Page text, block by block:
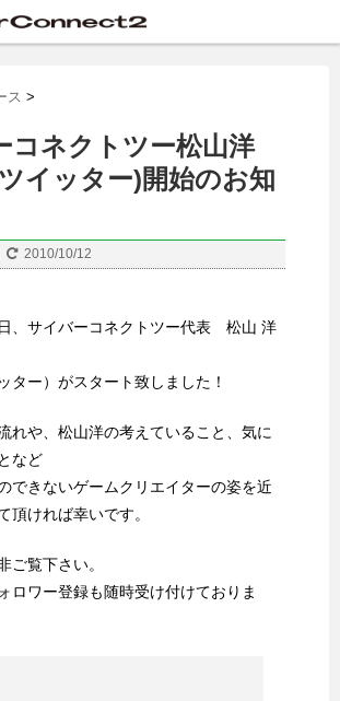
ス >
コネクトツー松山洋
イッター)開始のお知
2010/10/12
、サイバーコネクトツー代表 松山 洋
ター）がスタート致しました！
れや、松山洋の考えていること、気に
など
できないゲームクリエイターの姿を近
頂ければ幸いです。
ご覧下さい。
ロワー登録も随時受け付けておりま